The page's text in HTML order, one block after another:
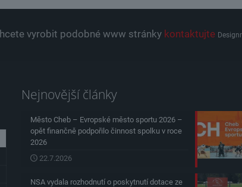
vyrobit podobné www stránky kontaktujte
Nejnovější články
Město Cheb – Evropské město sportu 2026 –
opět finančně podpořilo činnost spolku v roce
2026
22.7.2026
NSA vydala rozhodnutí o poskytnutí dotace ze